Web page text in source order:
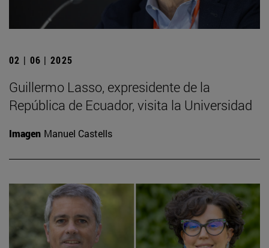
02 | 06 | 2025
Guillermo Lasso, expresidente de la
República de Ecuador, visita la Universidad
Imagen Manuel Castells